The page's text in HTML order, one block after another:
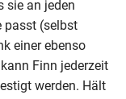
sie an jeden
passt (selbst
einer ebenso
Finn jederzeit
werden. Hält